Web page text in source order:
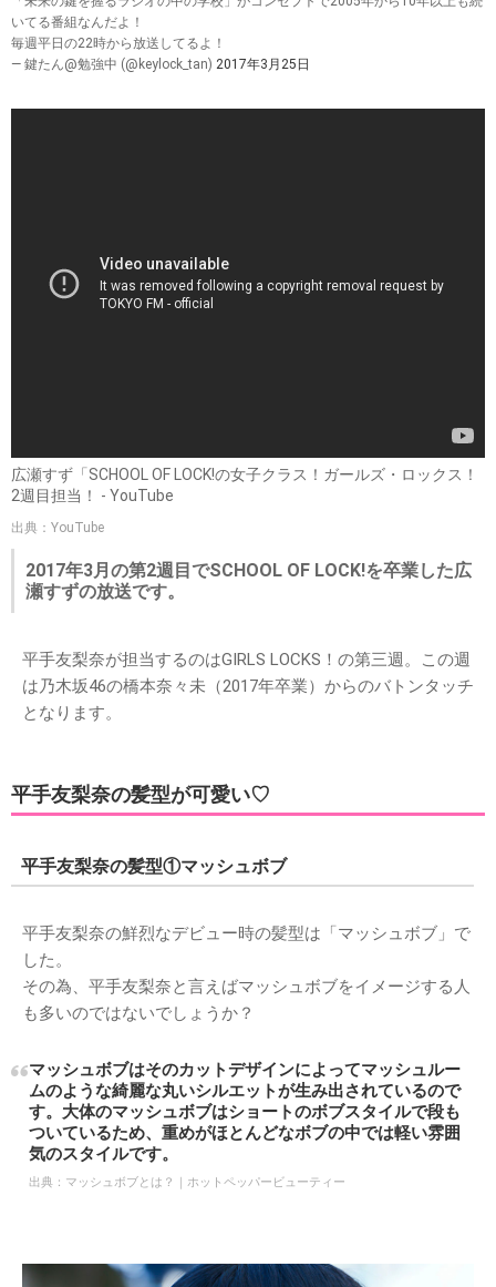
いてる番組なんだよ！
毎週平日の22時から放送してるよ！
— 鍵たん@勉強中 (@keylock_tan) 2017年3月25日
広瀬すず「SCHOOL OF LOCK!の女子クラス！ガールズ・ロックス！
2週目担当！ - YouTube
出典：YouTube
2017年3月の第2週目でSCHOOL OF LOCK!を卒業した広
瀬すずの放送です。
平手友梨奈が担当するのはGIRLS LOCKS！の第三週。この週
は乃木坂46の橋本奈々未（2017年卒業）からのバトンタッチ
となります。
平手友梨奈の髪型が可愛い♡
平手友梨奈の髪型①マッシュボブ
平手友梨奈の鮮烈なデビュー時の髪型は「マッシュボブ」で
した。
その為、平手友梨奈と言えばマッシュボブをイメージする人
も多いのではないでしょうか？
マッシュボブはそのカットデザインによってマッシュルー
ムのような綺麗な丸いシルエットが生み出されているので
す。大体のマッシュボブはショートのボブスタイルで段も
ついているため、重めがほとんどなボブの中では軽い雰囲
気のスタイルです。
出典： マッシュボブとは？｜ホットペッパービューティー